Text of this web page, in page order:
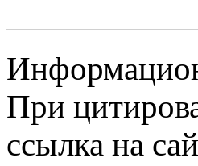
При
ссылка на